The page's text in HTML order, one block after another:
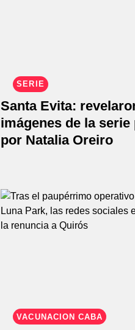
SERIE
Santa Evita:
imágenes de la
por Natalia Oreiro
VACUNACIÓN CABA